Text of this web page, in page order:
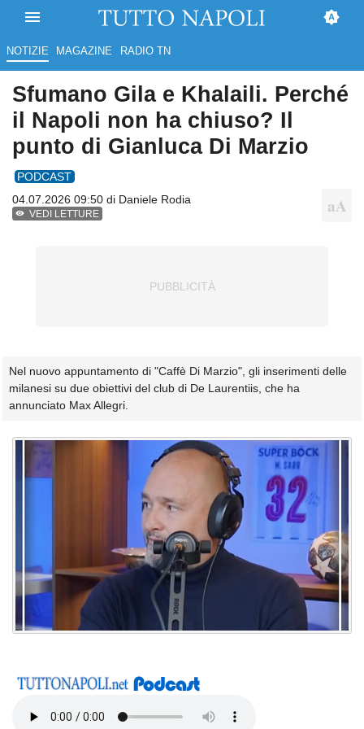
NOTIZIE MAGAZINE RADIO TN
Sfumano Gila e Khalaili. Perché
il Napoli non ha chiuso? Il
punto di Gianluca Di Marzio
PODCAST
04.07.2026 09:50 di Daniele Rodia
VEDI LETTURE
Nel nuovo appuntamento di "Caffè Di Marzio", gli inserimenti delle
milanesi su due obiettivi del club di De Laurentiis, che ha
annunciato Max Allegri.